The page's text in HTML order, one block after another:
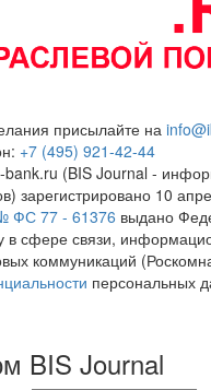
присылайте на
+7 (495) 921-42-44
bank.ru (BIS Journal -
зарегистрировано 10
ФС 77 - 61376 выдано
в сфере связи,
коммуникаций
персональных
BIS Journal